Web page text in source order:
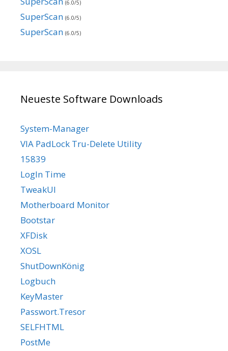
(6.0/5)
SuperScan (6.0/5)
SuperScan (6.0/5)
Neueste Software Downloads
System-Manager
VIA PadLock Tru-Delete Utility
15839
LogIn Time
TweakUI
Motherboard Monitor
Bootstar
XFDisk
XOSL
ShutDownKönig
Logbuch
KeyMaster
Passwort.Tresor
SELFHTML
PostMe